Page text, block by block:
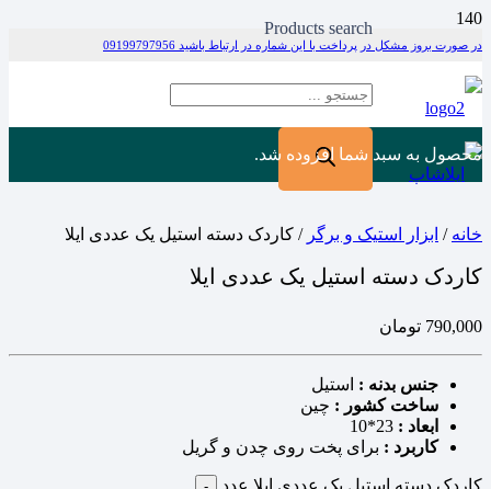
در صورت بروز مشکل در پرداخت با این شماره در ارتباط باشید 09199797956
Products search
محصول به سبد شما افزوده شد.
خانه / ابزار استیک و برگر / کاردک دسته استیل یک عددی ایلا
کاردک دسته استیل یک عددی ایلا
790,000 تومان
جنس بدنه : استیل
ساخت کشور : چین
ابعاد :
کاربرد : برای پخت روی چدن و گریل
کاردک دسته استیل یک عددی ایلا عدد